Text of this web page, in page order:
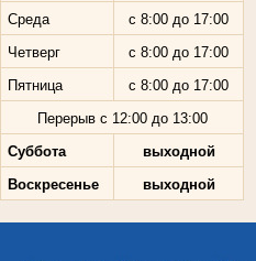
Среда
с 8:00 до 17:00
Четверг
с 8:00 до 17:00
Пятница
с 8:00 до 17:00
Перерыв с 12:00 до 13:00
Суббота
выходной
Воскресенье
выходной